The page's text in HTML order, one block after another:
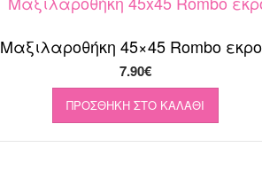
Μαξιλαροθήκη 45×45 Rombo
7.90€
ΠΡΟΣΘΉΚΗ ΣΤΟ ΚΑΛΆΘΙ